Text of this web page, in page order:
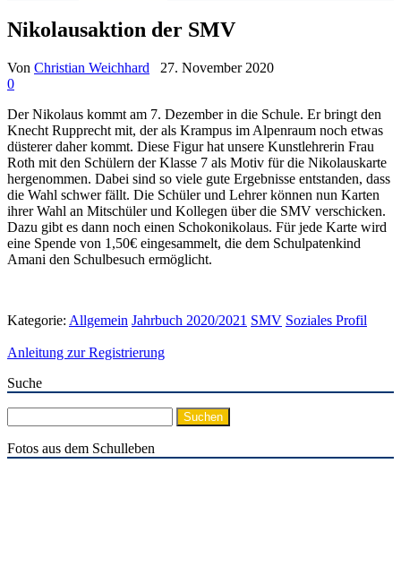
Nikolausaktion der SMV
Von Christian Weichhard
27. November 2020
0
Der Nikolaus kommt am 7. Dezember in die Schule. Er bringt den
Knecht Rupprecht mit, der als Krampus im Alpenraum noch etwas
düsterer daher kommt. Diese Figur hat unsere Kunstlehrerin Frau
Roth mit den Schülern der Klasse 7 als Motiv für die Nikolauskarte
hergenommen. Dabei sind so viele gute Ergebnisse entstanden, dass
die Wahl schwer fällt. Die Schüler und Lehrer können nun Karten
ihrer Wahl an Mitschüler und Kollegen über die SMV verschicken.
Dazu gibt es dann noch einen Schokonikolaus. Für jede Karte wird
eine Spende von 1,50€ eingesammelt, die dem Schulpatenkind
Amani den Schulbesuch ermöglicht.
Kategorie: Allgemein Jahrbuch 2020/2021 SMV Soziales Profil
Anleitung zur Registrierung
Suche
nach:
Fotos aus dem Schulleben